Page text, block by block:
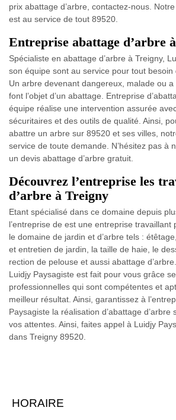
prix abattage d’arbre, contactez-nous.
est au service de tout 89520.
Entreprise abattage d’arbre
Spécialiste en abattage d’arbre à Treigny,
son équipe sont au service pour tout besoin
Un arbre devenant dangereux, malade ou a
font l’objet d’un abattage. Entreprise
équipe réalise une intervention assurée
sécuritaires et des outils de qualité. Ainsi,
abattre un arbre sur 89520 et ses villes,
service de toute demande. N’hésitez pas à
un devis abattage d’arbre gratuit.
Découvrez l’entreprise les
d’arbre à Treigny
Etant spécialisé dans ce domaine depuis
l’entreprise de est une entreprise travaillant
le domaine de jardin et d’arbre tels :
et entretien de jardin, la taille de haie, le
rection de pelouse et aussi abattage
Luidjy Paysagiste est fait pour vous grâce
professionnelles qui sont compétentes et
meilleur résultat. Ainsi, garantissez à
Paysagiste la réalisation d’abattage
vos attentes. Ainsi, faites appel à Luidjy
dans Treigny 89520.
HORAIRE